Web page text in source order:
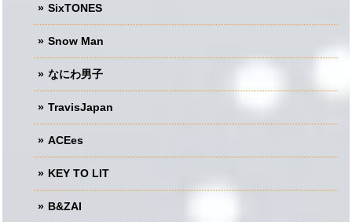
SixTONES
Snow Man
なにわ男子
TravisJapan
ACEes
KEY TO LIT
B&ZAI